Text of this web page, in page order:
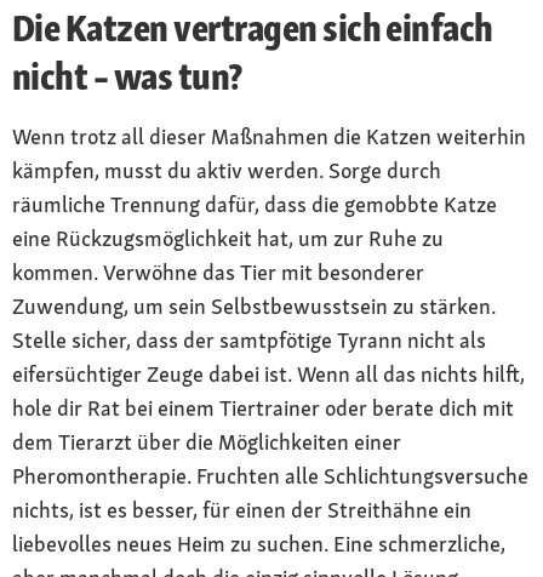
Die Katzen vertragen sich einfach
nicht – was tun?
Wenn trotz all dieser Maßnahmen die Katzen weiterhin
kämpfen, musst du aktiv werden. Sorge durch
räumliche Trennung dafür, dass die gemobbte Katze
eine Rückzugsmöglichkeit hat, um zur Ruhe zu
kommen. Verwöhne das Tier mit besonderer
Zuwendung, um sein Selbstbewusstsein zu stärken.
Stelle sicher, dass der samtpfötige Tyrann nicht als
eifersüchtiger Zeuge dabei ist. Wenn all das nichts hilft,
hole dir Rat bei einem Tiertrainer oder berate dich mit
dem Tierarzt über die Möglichkeiten einer
Pheromontherapie. Fruchten alle Schlichtungsversuche
nichts, ist es besser, für einen der Streithähne ein
liebevolles neues Heim zu suchen. Eine schmerzliche,